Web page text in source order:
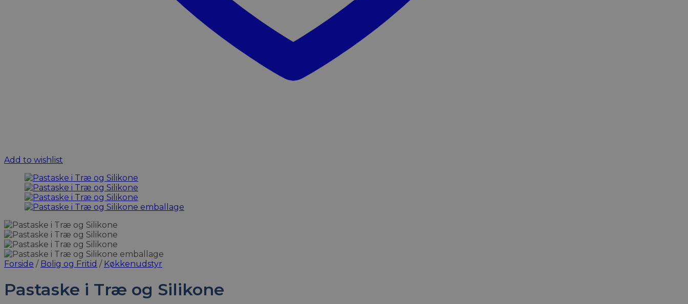
Add to wishlist
Forside / Bolig og Fritid / Køkkenudstyr
Pastaske i Træ og Silikone